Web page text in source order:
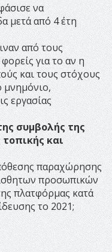
να
μετά από 4 έτη
από τους
για το αν η
και τους στόχους
μνημόνιο,
εργασίας
συμβολής της
και
παραχώρησης
προσωπικών
πλατφόρμας κατά
το 2021;